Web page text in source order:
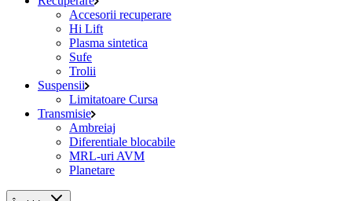
Accesorii recuperare
Hi Lift
Plasma sintetica
Sufe
Trolii
Suspensii
Limitatoare Cursa
Transmisie
Ambreiaj
Diferentiale blocabile
MRL-uri AVM
Planetare